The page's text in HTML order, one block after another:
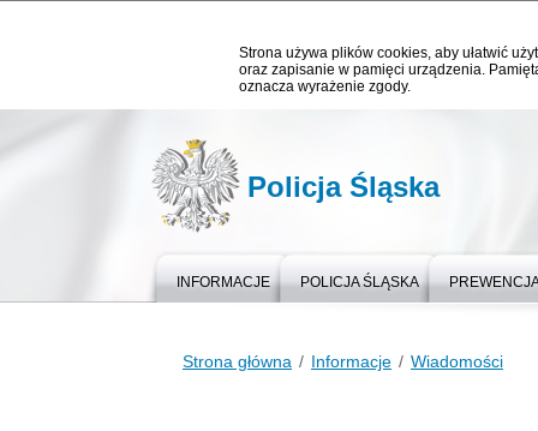
Strona używa plików cookies, aby ułatwić
oraz zapisanie w pamięci urządzenia.
oznacza wyrażenie zgody.
Policja Śląska
INFORMACJE POLICJA ŚLĄSKA
Strona główna Informacje Wiadomości